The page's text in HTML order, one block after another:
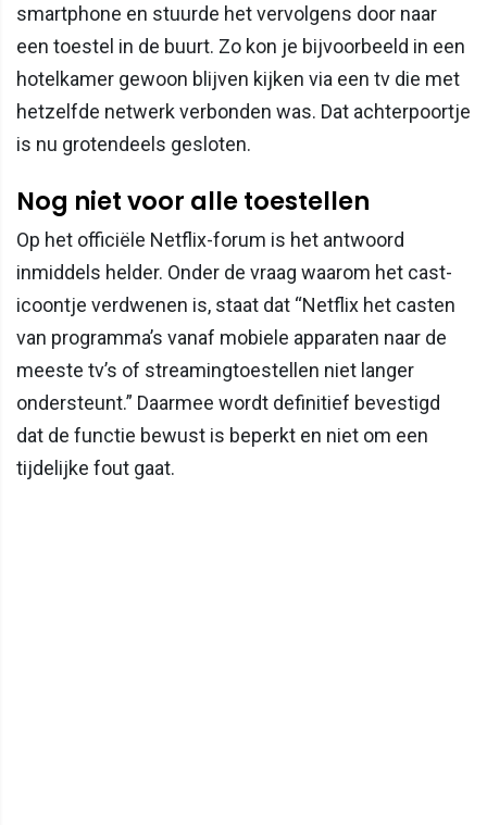
smartphone en stuurde het vervolgens door naar
een toestel in de buurt. Zo kon je bijvoorbeeld in een
hotelkamer gewoon blijven kijken via een tv die met
hetzelfde netwerk verbonden was. Dat achterpoortje
is nu grotendeels gesloten.
Nog niet voor alle toestellen
Op het officiële Netflix-forum is het antwoord
inmiddels helder. Onder de vraag waarom het cast-
icoontje verdwenen is, staat dat “Netflix het casten
van programma’s vanaf mobiele apparaten naar de
meeste tv’s of streamingtoestellen niet langer
ondersteunt.” Daarmee wordt definitief bevestigd
dat de functie bewust is beperkt en niet om een
tijdelijke fout gaat.